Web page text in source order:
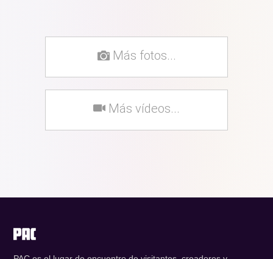
Más fotos...
Más vídeos...